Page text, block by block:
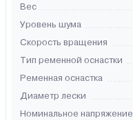
Вес
Уровень шума
Скорость вращения
Тип ременной оснастки
Ременная оснастка
Диаметр лески
Номинальное напряжение